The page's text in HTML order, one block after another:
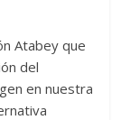
Atabey que
del
en nuestra